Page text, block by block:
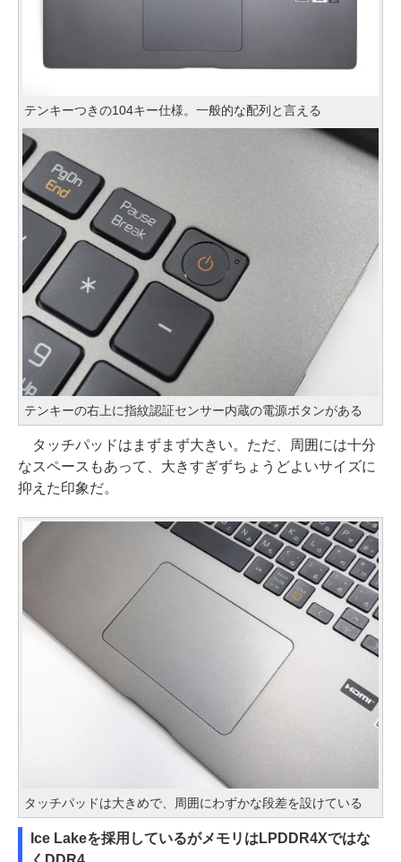
テンキーつきの104キー仕様。一般的な配列と言える
テンキーの右上に指紋認証センサー内蔵の電源ボタンがある
タッチパッドはまずまず大きい。ただ、周囲には十分
なスペースもあって、大きすぎずちょうどよいサイズに
抑えた印象だ。
タッチパッドは大きめで、周囲にわずかな段差を設けている
Ice Lakeを採用しているがメモリはLPDDR4Xではな